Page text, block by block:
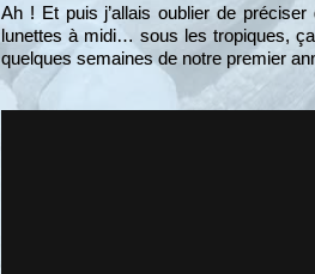
Ah ! Et puis j’allais oublier de
lunettes à midi… sous les tropiques,
quelques semaines de notre premier